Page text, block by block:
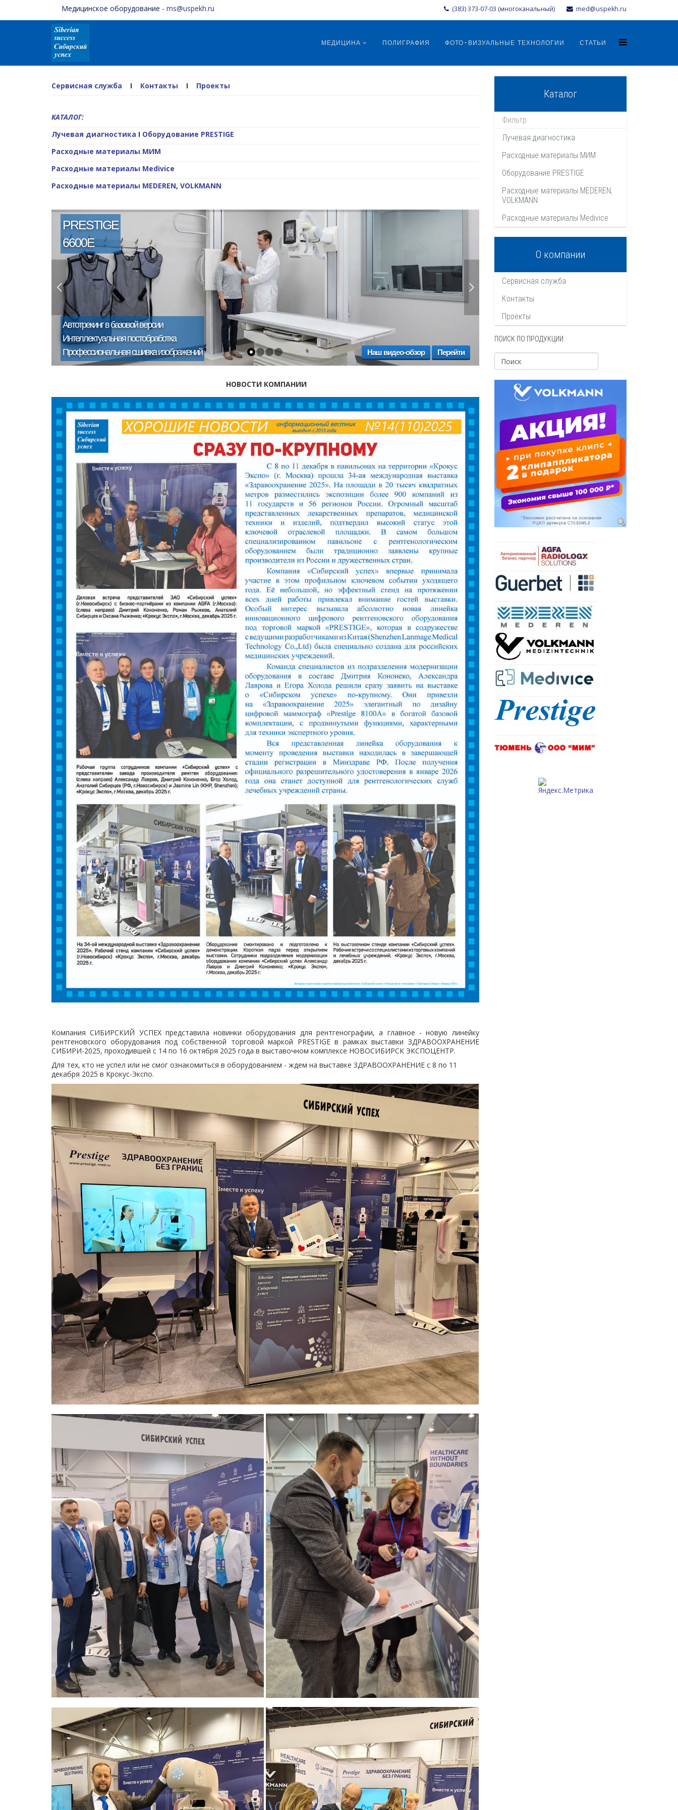
(383) 373-07-03 (многоканальный) med@uspekh.ru
Медицинское оборудование - ms@uspekh.ru
МЕДИЦИНА ПОЛИГРАФИЯ ФОТО-ВИЗУАЛЬНЫЕ ТЕХНОЛОГИИ СТАТЬИ
Сервисная служба I Контакты I Проекты
КАТАЛОГ:
Лучевая диагностика I Оборудование PRESTIGE
Расходные материалы МИМ
Расходные материалы Medivice
Расходные материалы MEDEREN, VOLKMANN
PRESTIGE
6600E
Наш видео-обзор Перейти
Автотрекинг в базовой версии
Интеллектуальная постобработка
Профессиональная сшивка изображений
НОВОСТИ КОМПАНИИ
Компания СИБИРСКИЙ УСПЕХ представила новинки оборудования для рентгенографии, а главное - новую линейку
рентгеновского оборудования под собственной торговой маркой PRESTIGE в рамках выставки ЗДРАВООХРАНЕНИЕ
СИБИРИ-2025, проходившей с 14 по 16 октября 2025 года в выставочном комплексе НОВОСИБИРСК ЭКСПОЦЕНТР.
Для тех, кто не успел или не смог ознакомиться в оборудованием - ждем на выставке ЗДРАВООХРАНЕНИЕ с 8 по 11
декабря 2025 в Крокус-Экспо.
Каталог
Лучевая диагностика
Расходные материалы МИМ
Оборудование PRESTIGE
Расходные материалы MEDEREN,
VOLKMANN
Расходные материалы Medivice
О компании
Сервисная служба
Контакты
Проекты
ПОИСК ПО ПРОДУКЦИИ